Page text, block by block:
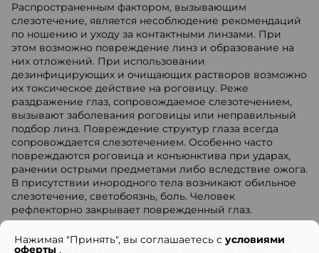
Распространенным фактором, вызывающим
слезотечение, является несоблюдение рекомендаций
по ношению и уходу за контактными линзами. При
этом возможно повреждение линз и образование на
них отложений. При использовании
дезинфицирующих и очищающих растворов возможно
их токсическое действие на роговицу. Реже
раздражение глаз, сопровождаемое слезотечением,
вызывают заболевания роговицы или неправильный
подбор линз. Повреждение структур глаза всегда
сопровождается слезотечением. Особенно часто
повреждаются роговица и конъюнктива при ударах,
ранении острыми предметами либо вследствие ожога.
В присутствии инородного тела возникают обильное
слезотечение, светобоязнь, боль. Человек
рефлекторно закрывает поврежденный глаз.
Наиболее часто повышенная слезоточивость является
симптомом бактериальной или вирусной инфекции,
Нажимая "Принять", вы соглашаетесь с условиями
оферты .